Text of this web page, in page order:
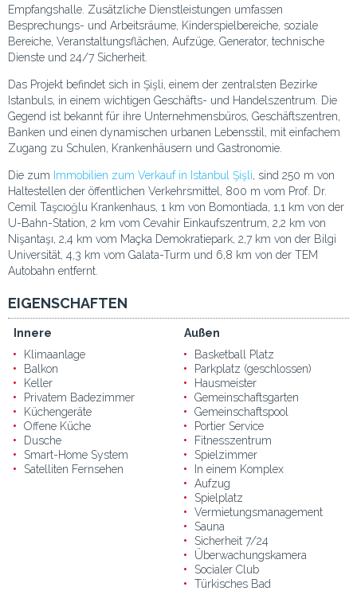
Empfangshalle. Zusätzliche Dienstleistungen umfassen
Besprechungs- und Arbeitsräume, Kinderspielbereiche, soziale
Bereiche, Veranstaltungsflächen, Aufzüge, Generator, technische
Dienste und 24/7 Sicherheit.
Das Projekt befindet sich in Şişli, einem der zentralsten Bezirke
Istanbuls, in einem wichtigen Geschäfts- und Handelszentrum. Die
Gegend ist bekannt für ihre Unternehmensbüros, Geschäftszentren,
Banken und einen dynamischen urbanen Lebensstil, mit einfachem
Zugang zu Schulen, Krankenhäusern und Gastronomie.
Die zum Immobilien zum Verkauf in Istanbul Şişli, sind 250 m von
Haltestellen der öffentlichen Verkehrsmittel, 800 m vom Prof. Dr.
Cemil Taşcıoğlu Krankenhaus, 1 km von Bomontiada, 1,1 km von der
U-Bahn-Station, 2 km vom Cevahir Einkaufszentrum, 2,2 km von
Nişantaşı, 2,4 km vom Maçka Demokratiepark, 2,7 km von der Bilgi
Universität, 4,3 km vom Galata-Turm und 6,8 km von der TEM
Autobahn entfernt.
EIGENSCHAFTEN
Innere
Klimaanlage
Balkon
Keller
Privatem Badezimmer
Küchengeräte
Offene Küche
Dusche
Smart-Home System
Satelliten Fernsehen
Außen
Basketball Platz
Parkplatz (geschlossen)
Hausmeister
Gemeinschaftsgarten
Gemeinschaftspool
Portier Service
Fitnesszentrum
Spielzimmer
In einem Komplex
Aufzug
Spielplatz
Vermietungsmanagement
Sauna
Sicherheit 7/24
Überwachungskamera
Socialer Club
Türkisches Bad